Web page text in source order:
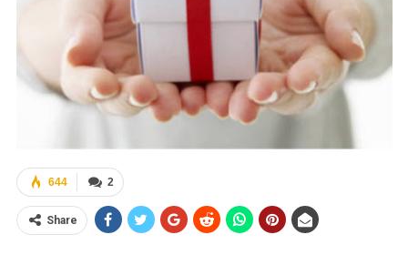
2
644
Share